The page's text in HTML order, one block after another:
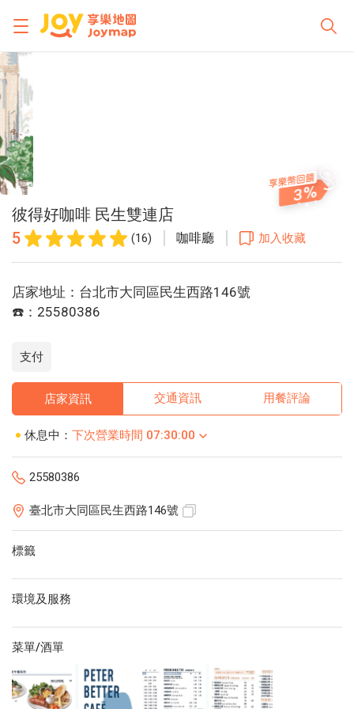
彼得好咖啡 民生雙連店
5
(16) 咖啡廳 加入收藏
3
店家地址：台北市大同區民生西路146號
☎️：25580386
支付
店家資訊 交通資訊 用餐評論
休息中： 下次營業時間 07:30:00
25580386
臺北市大同區民生西路146號
標籤
環境及服務
菜單/酒單